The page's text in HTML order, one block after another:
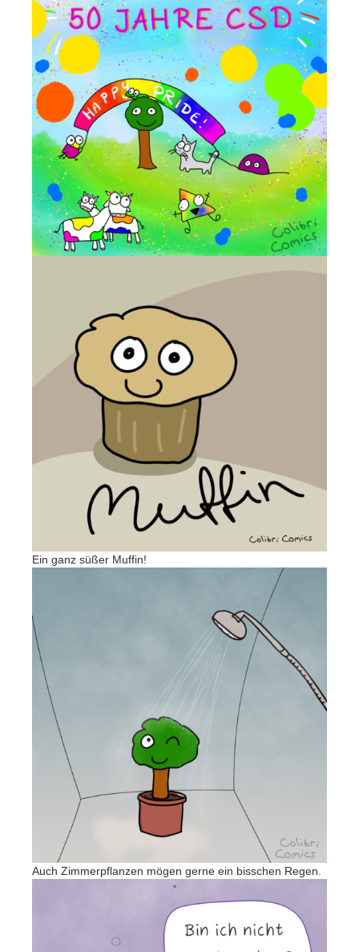
Patreon
Steady
Schreib uns
Rechtliches
AGB und Datenschutz
Cookie-Richtlinie (EU)
Impressum
Ein ganz süßer Muffin!
Auch Zimmerpflanzen mögen gerne ein bisschen Regen.